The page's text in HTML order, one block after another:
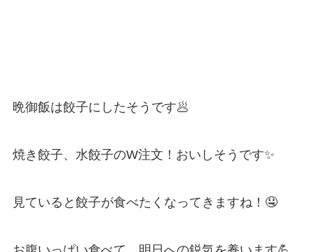
晩御飯は餃子にしたそうです🥟
焼き餃子、水餃子のW注文！おいしそうです✨
見ていると餃子が食べたくなってきますね！🤤